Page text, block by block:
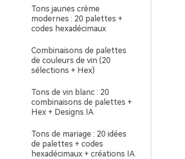
Tons jaunes crème
modernes : 20 palettes +
codes hexadécimaux
Combinaisons de palettes
de couleurs de vin (20
sélections + Hex)
Tons de vin blanc : 20
combinaisons de palettes +
Hex + Designs IA
Tons de mariage : 20 idées
de palettes + codes
hexadécimaux + créations IA